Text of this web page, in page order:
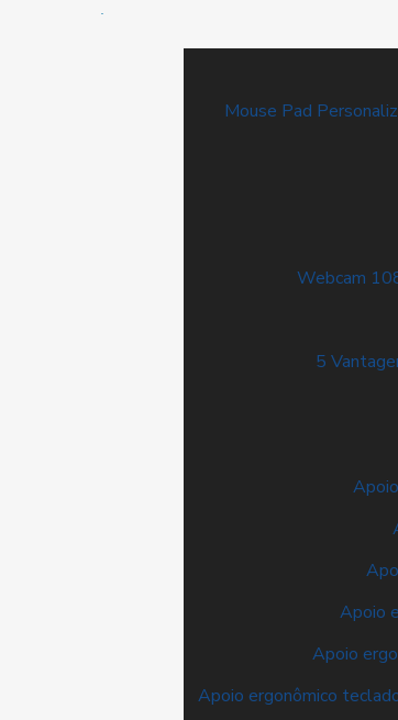
Mouse Pad
Webcam
5
Apoio
Apoio
Apoio ergonômico